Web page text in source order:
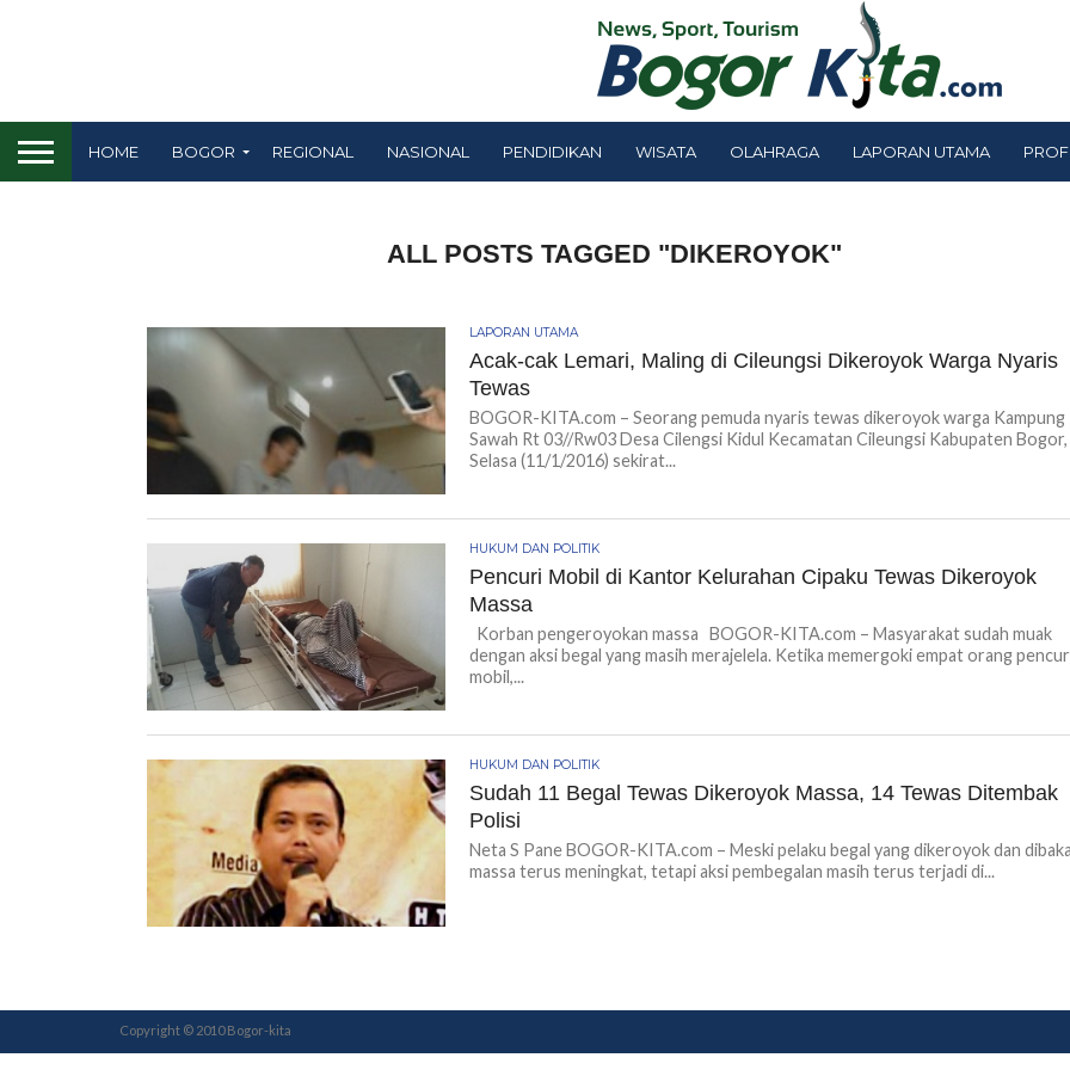
HOME BOGOR REGIONAL NASIONAL PENDIDIKAN WISATA OLAHRAGA LAPORAN UTAMA
ALL POSTS TAGGED "DIKEROYOK"
LAPORAN UTAMA
Acak-cak Lemari, Maling di Cileungsi Dikeroyok Warga Nyaris
Tewas
BOGOR-KITA.com – Seorang pemuda nyaris tewas dikeroyok warga Kampung
Sawah Rt 03//Rw03 Desa Cilengsi Kidul Kecamatan Cileungsi Kabupaten Bogor,
Selasa (11/1/2016) sekirat...
HUKUM DAN POLITIK
Pencuri Mobil di Kantor Kelurahan Cipaku Tewas Dikeroyok
Massa
Korban pengeroyokan massa BOGOR-KITA.com – Masyarakat sudah muak
dengan aksi begal yang masih merajelela. Ketika memergoki empat orang
mobil,...
HUKUM DAN POLITIK
Sudah 11 Begal Tewas Dikeroyok Massa, 14 Tewas Ditembak
Polisi
Neta S Pane BOGOR-KITA.com – Meski pelaku begal yang dikeroyok dan
massa terus meningkat, tetapi aksi pembegalan masih terus terjadi di...
Copyright © 2010 Bogor-kita